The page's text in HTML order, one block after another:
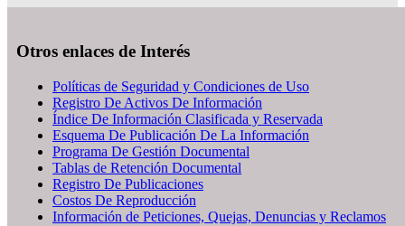
Otros enlaces de Interés
Políticas de Seguridad y Condiciones de Uso
Registro De Activos De Información
Índice De Información Clasificada y Reservada
Esquema De Publicación De La Información
Programa De Gestión Documental
Tablas de Retención Documental
Registro De Publicaciones
Costos De Reproducción
Información de Peticiones, Quejas, Denuncias y Reclamos